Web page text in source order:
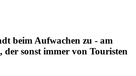
beim Aufwachen zu - am
der sonst immer von Touristen